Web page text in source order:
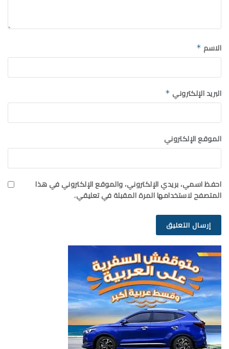
الاسم *
البريد الإلكتروني *
الموقع الإلكتروني
احفظ اسمي، بريدي الإلكتروني، والموقع الإلكتروني في هذا
المتصفح لاستخدامها المرة المقبلة في تعليقي.